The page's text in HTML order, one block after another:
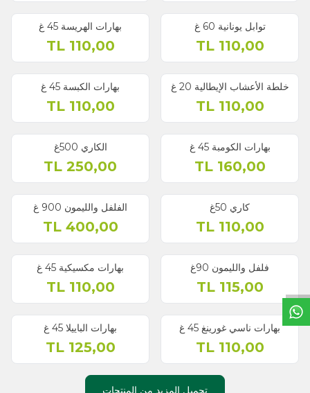
توابل يونانية 60 غ
110,00
TL
بهارات الهريسة 45 غ
110,00
TL
خلطة الأعشاب الإيطالية 20 غ
110,00
TL
بهارات الكبسة 45 غ
110,00
TL
بهارات الكومبة 45 غ
160,00
TL
الكاري 500غ
250,00
كاري 50غ
110,00
TL
الفلفل والليمون 900 غ
400,00
TL
فلفل والليمون 90غ
115,00
TL
بهارات مكسيكية 45 غ
110,00
TL
بهارات ناسي غورينغ 45 غ
110,00
TL
بهارات الباييلا 45 غ
125,00
TL
تحميل المزيد من المنتجات